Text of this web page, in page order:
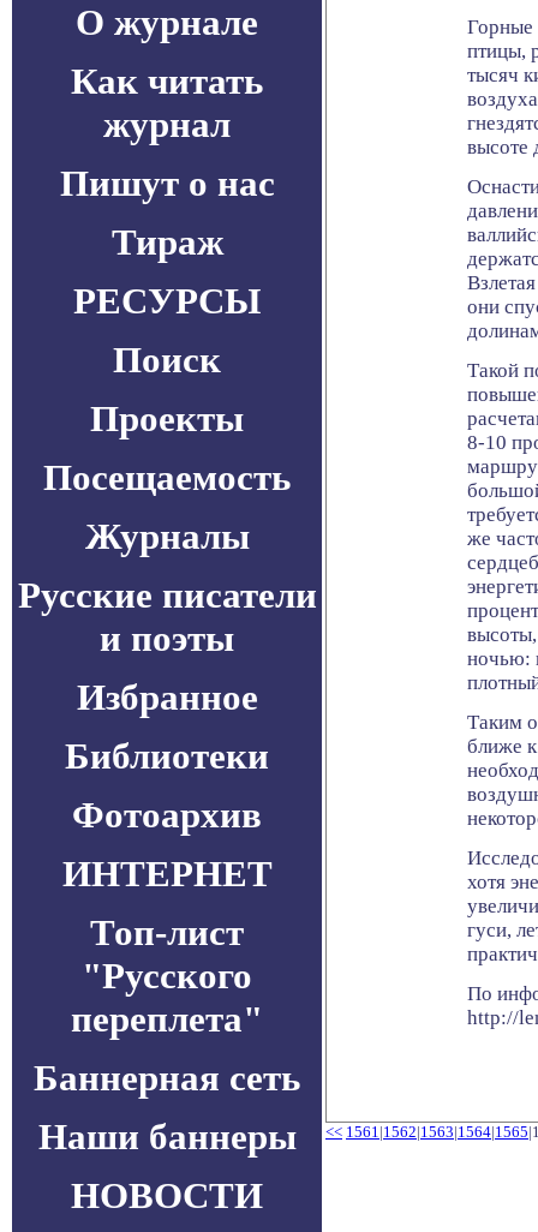
О журнале
Как читать
журнал
Пишут о нас
Тираж
РЕСУРСЫ
Поиск
Проекты
Посещаемость
Журналы
Русские писатели
и поэты
Избранное
Библиотеки
Фотоархив
ИНТЕРНЕТ
Топ-лист
"Русского
переплета"
Баннерная сеть
Наши баннеры
НОВОСТИ
Горные
птицы,
тысяч
высоте
они
Такой
8-10
же
ночью:
Таким
ближе к
хотя
гуси,
По
http://
<< 1561|1562|1563|1564|1565